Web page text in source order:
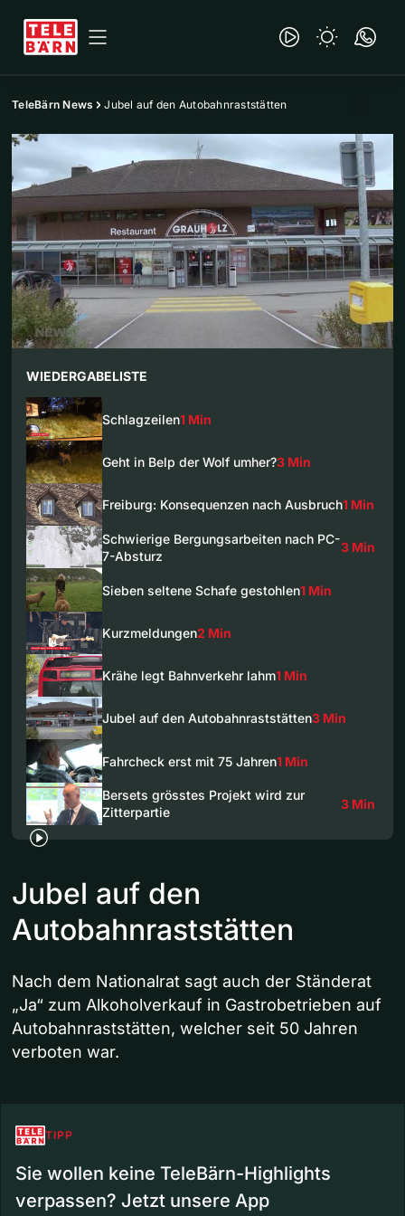
TeleBärn News Jubel auf den Autobahnraststätten
WIEDERGABELISTE
Schlagzeilen1 Min
Geht in Belp der Wolf umher?3 Min
Freiburg: Konsequenzen nach Ausbruch1 Min
Schwierige Bergungsarbeiten nach PC-
7-Absturz
3 Min
Sieben seltene Schafe gestohlen1 Min
Kurzmeldungen2 Min
Krähe legt Bahnverkehr lahm1 Min
Jubel auf den Autobahnraststätten3 Min
Fahrcheck erst mit 75 Jahren1 Min
Bersets grösstes Projekt wird zur
Zitterpartie
3 Min
Jubel auf den
Autobahnraststätten
Nach dem Nationalrat sagt auch der Ständerat
„Ja“ zum Alkoholverkauf in Gastrobetrieben auf
Autobahnraststätten, welcher seit 50 Jahren
verboten war.
TIPP
Sie wollen keine TeleBärn-Highlights
verpassen? Jetzt unsere App